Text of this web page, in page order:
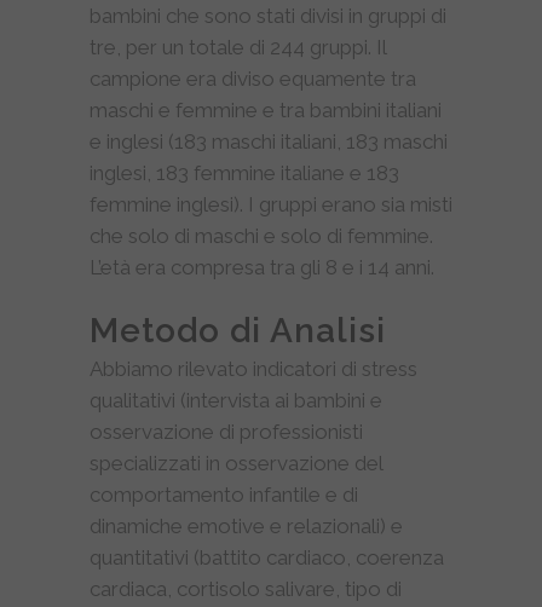
bambini che sono stati divisi in gruppi di
tre, per un totale di 244 gruppi. Il
campione era diviso equamente tra
maschi e femmine e tra bambini italiani
e inglesi (183 maschi italiani, 183 maschi
inglesi, 183 femmine italiane e 183
femmine inglesi). I gruppi erano sia misti
che solo di maschi e solo di femmine.
L’età era compresa tra gli 8 e i 14 anni.
Metodo di Analisi
Abbiamo rilevato indicatori di stress
qualitativi (intervista ai bambini e
osservazione di professionisti
specializzati in osservazione del
comportamento infantile e di
dinamiche emotive e relazionali) e
quantitativi (battito cardiaco, coerenza
cardiaca, cortisolo salivare, tipo di